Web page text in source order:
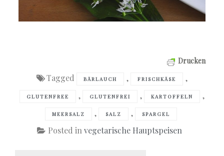
Drucken
Tagged BÄRLAUCH , FRISCHKÄSE ,
GLUTENFREE , GLUTENFREI , KARTOFFELN ,
MEERSALZ , SALZ , SPARGEL
Posted in vegetarische Hauptspeisen